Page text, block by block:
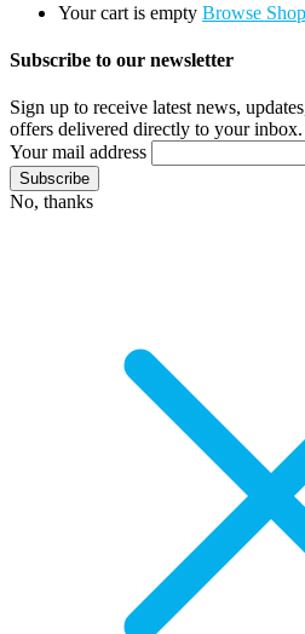
Your cart is empty Browse Shop
Subscribe to our newsletter
Sign up to receive latest news,
offers delivered directly to your inbox.
Your mail address
No, thanks